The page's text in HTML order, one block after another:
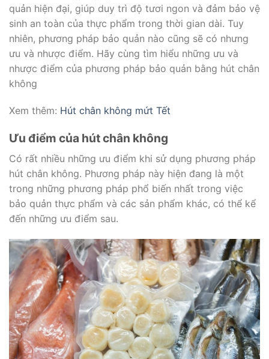
quản hiện đại, giúp duy trì độ tươi ngon và đảm bảo vệ
sinh an toàn của thực phẩm trong thời gian dài. Tuy
nhiên, phương pháp bảo quản nào cũng sẽ có nhưng
ưu và nhược điểm. Hãy cùng tìm hiểu những ưu và
nhược điểm của phương pháp bảo quản bằng hút chân
không
Xem thêm: Hút chân không mứt Tết
Ưu điểm của hút chân không
Có rất nhiều những ưu điểm khi sử dụng phương pháp
hút chân không. Phương pháp này hiện đang là một
trong những phương pháp phổ biến nhất trong việc
bảo quản thực phẩm và các sản phẩm khác, có thể kể
đến những ưu điểm sau.